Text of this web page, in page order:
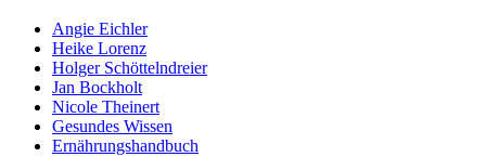
Angie Eichler
Heike Lorenz
Holger Schöttelndreier
Jan Bockholt
Nicole Theinert
Gesundes Wissen
Ernährungshandbuch